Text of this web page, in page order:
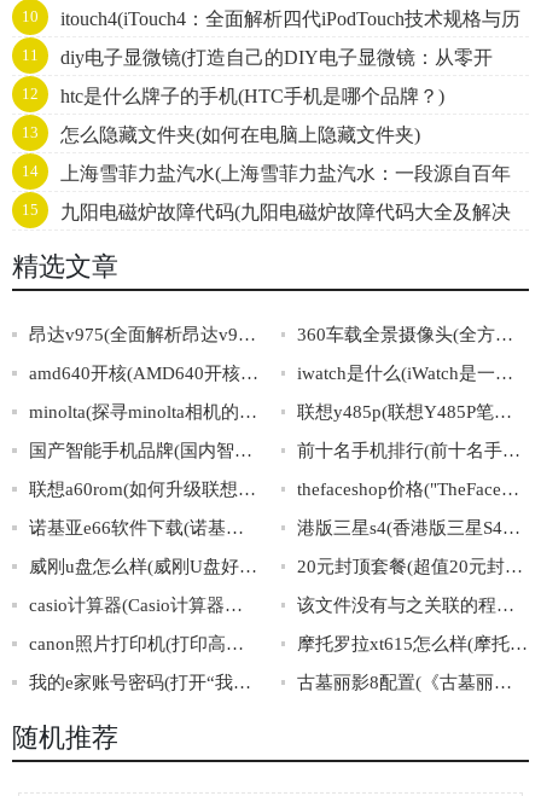
10
itouch4(iTouch4：全面解析四代iPodTouch技术规格与历
史发展)
11
diy电子显微镜(打造自己的DIY电子显微镜：从零开
始！)
12 htc是什么牌子的手机(HTC手机是哪个品牌？)
13 怎么隐藏文件夹(如何在电脑上隐藏文件夹)
14
上海雪菲力盐汽水(上海雪菲力盐汽水：一段源自百年
历史的中国味道)
15
九阳电磁炉故障代码(九阳电磁炉故障代码大全及解决
方法)
精选文章
昂达v975(全面解析昂达v975性能及使用技巧)
360车载全景摄像头(全方位呈现，360车载高清全景摄像头，全视角无盲区，安装简单，行车无忧！)
amd640开核(AMD640开核全面解析，性能和稳定性都不得不看！)
iwatch是什么(iWatch是一款什么样的智能手表？)
minolta(探寻minolta相机的发展历程及其在摄影行业中的地位)
联想y485p(联想Y485P笔记本电脑的配置、价格及优缺点分析。)
国产智能手机品牌(国内智能手机品牌排行榜)
前十名手机排行(前十名手机排行榜大揭秘，这些手机值不值得入手？)
联想a60rom(如何升级联想A60的ROM？)
thefaceshop价格("TheFaceShop产品价格一览：如何选购最划算的护肤品？")
诺基亚e66软件下载(诺基亚E66软件下载攻略大全)
港版三星s4(香港版三星S4手机介绍及详细参数解析)
威刚u盘怎么样(威刚U盘好用吗？高性价比沉稳实用，值得推荐！)
20元封顶套餐(超值20元封顶套餐，无限流量畅享！)
casio计算器(Casio计算器：功能超乎你的想象！)
该文件没有与之关联的程序来执行该操作(文件无关联程序：无法执行操作)
canon照片打印机(打印高清照片必备，Canon照片打印机推荐)
摩托罗拉xt615怎么样(摩托罗拉XT615的综合评价与使用感受)
我的e家账号密码(打开“我的e家账号密码”的正确方法)
古墓丽影8配置(《古墓丽影8》最低、推荐配置曝光！)
随机推荐